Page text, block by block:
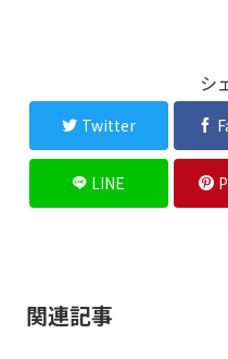
シ
Twitter
LINE
関連記事